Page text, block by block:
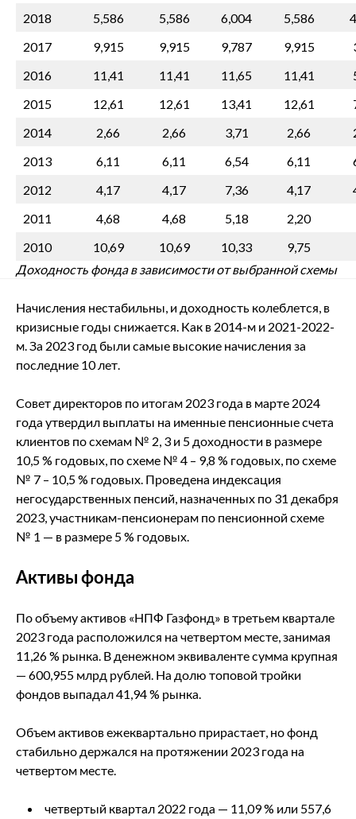
2018
5,586 5,586 6,004 5,586
2017
9,915 9,915 9,787 9,915
2016
11,41 11,41 11,65 11,41
2015
12,61 12,61 13,41 12,61
2014
2,66 2,66 3,71 2,66
2013
6,11 6,11 6,54 6,11
2012
4,17 4,17 7,36 4,17
2011
4,68 4,68 5,18
2,20
2010
10,69 10,69 10,33
9,75
Доходность фонда в зависимости от выбранной схемы
Начисления нестабильны, и доходность колеблется, в
кризисные годы снижается. Как в 2014-м и 2021-2022-
м. За 2023 год были самые высокие начисления за
последние 10 лет.
Совет директоров по итогам 2023 года в марте 2024
года утвердил выплаты на именные пенсионные счета
клиентов по схемам № 2, 3 и 5 доходности в размере
10,5 % годовых, по схеме № 4 – 9,8 % годовых, по схеме
№ 7 – 10,5 % годовых. Проведена индексация
негосударственных пенсий, назначенных по 31 декабря
2023, участникам-пенсионерам по пенсионной схеме
№ 1 — в размере 5 % годовых.
Активы фонда
По объему активов «НПФ Газфонд» в третьем квартале
2023 года расположился на четвертом месте, занимая
11,26 % рынка. В денежном эквиваленте сумма крупная
— 600,955 млрд рублей. На долю топовой тройки
фондов выпадал 41,94 % рынка.
Объем активов ежеквартально прирастает, но фонд
стабильно держался на протяжении 2023 года на
четвертом месте.
четвертый квартал 2022 года — 11,09 % или 557,6